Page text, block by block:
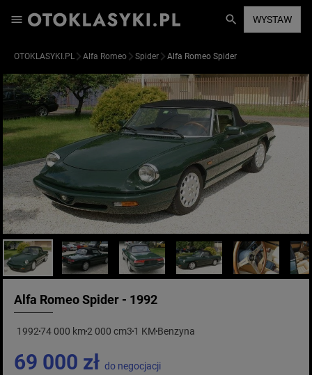
WYSTAW
OTOKLASYKI.PL Alfa Romeo Spider Alfa Romeo Spider
Alfa Romeo Spider - 1992
199274 000 km2 000 cm3 1 KM Benzyna
69 000 zł do negocjacji